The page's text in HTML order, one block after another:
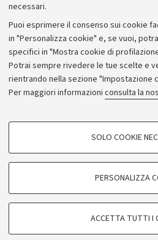
necessari.
Puoi esprimere il consenso sui cookie
in "Personalizza cookie" e, se vuoi,
specifici in "Mostra cookie di
Potrai sempre rivedere le tue scelte e
rientrando nella sezione "Impostazione
Per maggiori informazioni consulta la
COOKIE DI PROFILAZIONE -
degli utenti, creare profili in base al loro
di marketing.
Google/Youtube Video
SOLO COOKIE
PERSONALIZZA
ACCETTA TUTTI I
Privacy
Note legali
NormAteneo
Impostazioni Cookie
©Copyright 2024 - ALMA MATER
Bologna - Via Zamboni, 33 - 40126